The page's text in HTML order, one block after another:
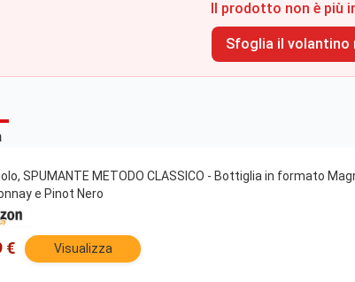
Il prodotto non è più
Sfoglia il volantino
SPUMANTE METODO CLASSICO - Bottiglia in formato
e Pinot Nero
€ Visualizza